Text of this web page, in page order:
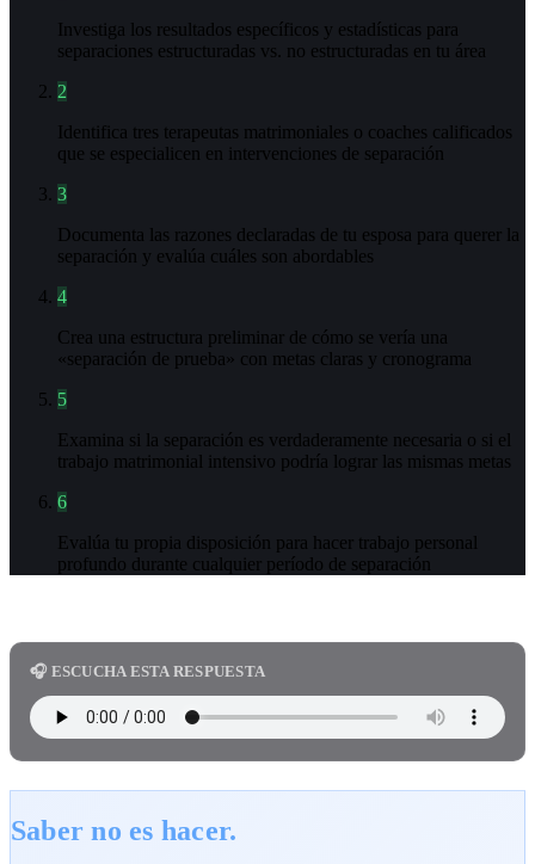
Investiga los resultados específicos y estadísticas para
separaciones estructuradas vs. no estructuradas en tu área
2
Identifica tres terapeutas matrimoniales o coaches calificados
que se especialicen en intervenciones de separación
3
Documenta las razones declaradas de tu esposa para querer la
separación y evalúa cuáles son abordables
4
Crea una estructura preliminar de cómo se vería una
«separación de prueba» con metas claras y cronograma
5
Examina si la separación es verdaderamente necesaria o si el
trabajo matrimonial intensivo podría lograr las mismas metas
6
Evalúa tu propia disposición para hacer trabajo personal
profundo durante cualquier período de separación
🎧 ESCUCHA ESTA RESPUESTA
Saber no es hacer.